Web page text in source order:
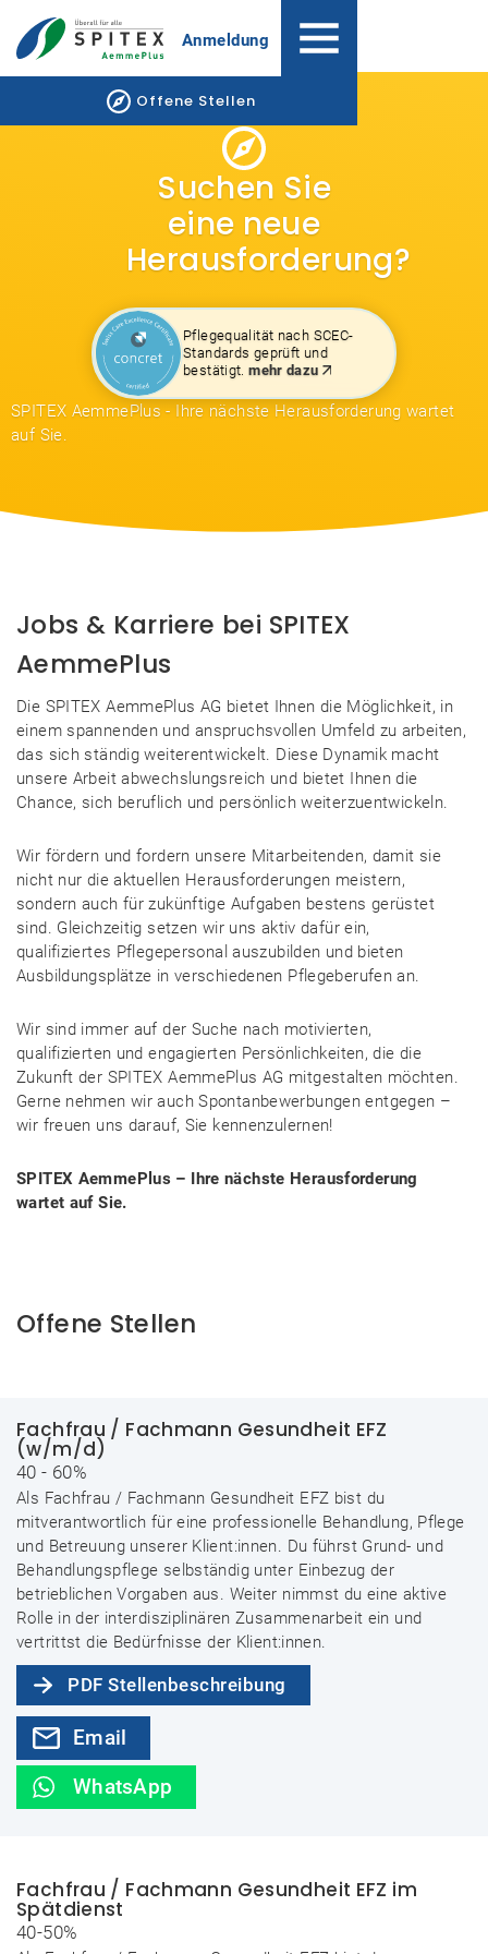
Anmeldung
Offene Stellen
Suchen Sie
eine neue
Herausforderung?
SPITEX AemmePlus - Ihre nächste Herausforderung wartet
auf Sie.
Pflegequalität nach SCEC-
Standards geprüft und
bestätigt.mehr dazu
Jobs & Karriere bei SPITEX
AemmePlus
Die SPITEX AemmePlus AG bietet Ihnen die Möglichkeit, in
einem spannenden und anspruchsvollen Umfeld zu arbeiten,
das sich ständig weiterentwickelt. Diese Dynamik macht
unsere Arbeit abwechslungsreich und bietet Ihnen die
Chance, sich beruflich und persönlich weiterzuentwickeln.
Wir fördern und fordern unsere Mitarbeitenden, damit sie
nicht nur die aktuellen Herausforderungen meistern,
sondern auch für zukünftige Aufgaben bestens gerüstet
sind. Gleichzeitig setzen wir uns aktiv dafür ein,
qualifiziertes Pflegepersonal auszubilden und bieten
Ausbildungsplätze in verschiedenen Pflegeberufen an.
Wir sind immer auf der Suche nach motivierten,
qualifizierten und engagierten Persönlichkeiten, die die
Zukunft der SPITEX AemmePlus AG mitgestalten möchten.
Gerne nehmen wir auch Spontanbewerbungen entgegen –
wir freuen uns darauf, Sie kennenzulernen!
SPITEX AemmePlus – Ihre nächste Herausforderung
wartet auf Sie.
Offene Stellen
Fachfrau / Fachmann Gesundheit EFZ
(w/m/d)
40 - 60%
Als Fachfrau / Fachmann Gesundheit EFZ bist du
mitverantwortlich für eine professionelle Behandlung, Pflege
und Betreuung unserer Klient:innen. Du führst Grund- und
Behandlungspflege selbständig unter Einbezug der
betrieblichen Vorgaben aus. Weiter nimmst du eine aktive
Rolle in der interdisziplinären Zusammenarbeit ein und
vertrittst die Bedürfnisse der Klient:innen.
PDF Stellenbeschreibung
Email
WhatsApp
Fachfrau / Fachmann Gesundheit EFZ im
Spätdienst
40-50%